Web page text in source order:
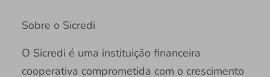
Sobre o Sicredi
O Sicredi é uma instituição financeira
cooperativa comprometida com o crescimento